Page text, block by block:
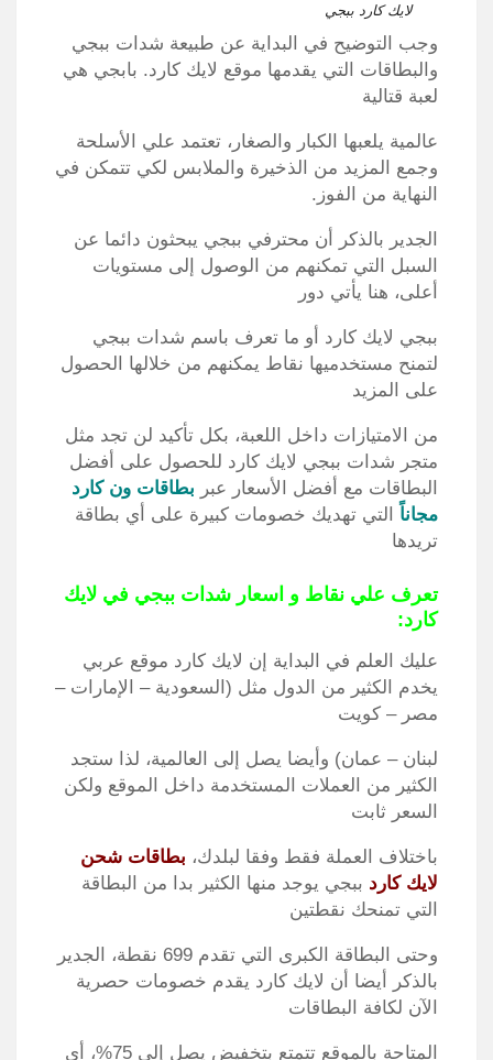
لايك كارد ببجي
وجب التوضيح في البداية عن طبيعة شدات ببجي
والبطاقات التي يقدمها موقع لايك كارد. بابجي هي
لعبة قتالية
عالمية يلعبها الكبار والصغار، تعتمد علي الأسلحة
وجمع المزيد من الذخيرة والملابس لكي تتمكن في
النهاية من الفوز.
الجدير بالذكر أن محترفي ببجي يبحثون دائما عن
السبل التي تمكنهم من الوصول إلى مستويات
أعلى، هنا يأتي دور
ببجي لايك كارد أو ما تعرف باسم شدات ببجي
لتمنح مستخدميها نقاط يمكنهم من خلالها الحصول
على المزيد
من الامتيازات داخل اللعبة، بكل تأكيد لن تجد مثل
متجر شدات ببجي لايك كارد للحصول على أفضل
البطاقات مع أفضل الأسعار عبر بطاقات ون كارد
مجاناً
التي تهديك خصومات كبيرة على أي بطاقة
تريدها
تعرف علي نقاط و اسعار شدات ببجي في لايك
كارد:
عليك العلم في البداية إن لايك كارد موقع عربي
يخدم الكثير من الدول مثل (السعودية – الإمارات –
مصر – كويت
لبنان – عمان) وأيضا يصل إلى العالمية، لذا ستجد
الكثير من العملات المستخدمة داخل الموقع ولكن
السعر ثابت
باختلاف العملة فقط وفقا لبلدك، بطاقات شحن
لايك كارد ببجي يوجد منها الكثير بدا من البطاقة
التي تمنحك نقطتين
وحتى البطاقة الكبرى التي تقدم 699 نقطة، الجدير
بالذكر أيضا أن لايك كارد يقدم خصومات حصرية
الآن لكافة البطاقات
المتاحة بالموقع تتمتع بتخفيض يصل إلى 75%، أي